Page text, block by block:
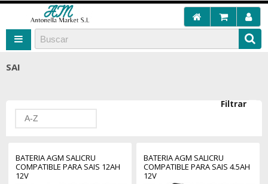
SAI
Filtrar
A-Z
BATERIA AGM SALICRU
COMPATIBLE PARA SAIS 12AH
12V
BATERIA AGM SALICRU
COMPATIBLE PARA SAIS 4.5AH
12V